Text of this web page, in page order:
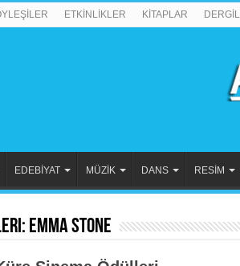
ETKİNLİKLER KİTAPLAR
EDEBİYAT MÜZİK DANS RESİM
Emma Stone